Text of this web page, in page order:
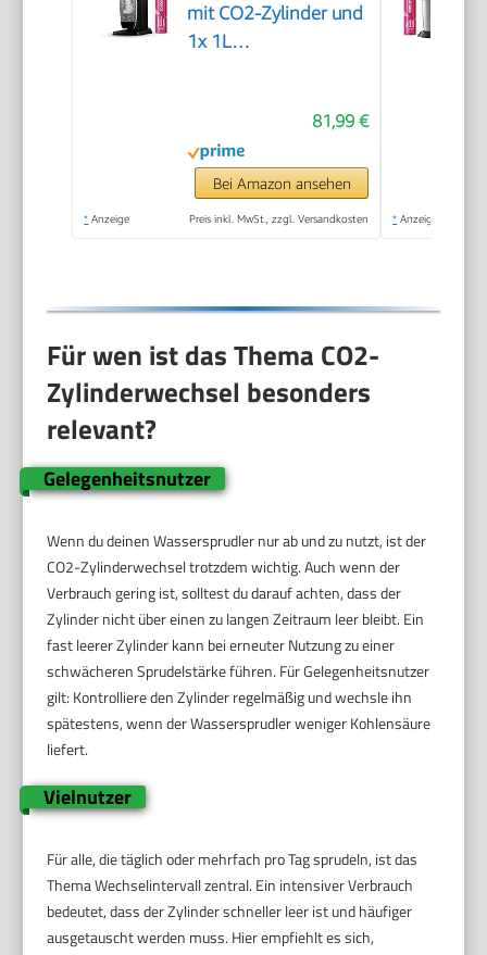
mit CO2-Zylinder und
1x 1L
Höhe 44cm, Schwarz,
44 cm
81,99 €
Bei Amazon ansehen
* Anzeige Preis inkl. MwSt., zzgl. Versandkosten * Anzeige
Für wen ist das Thema CO2-
Zylinderwechsel besonders
relevant?
Gelegenheitsnutzer
Wenn du deinen Wassersprudler nur ab und zu nutzt, ist der
CO2-Zylinderwechsel trotzdem wichtig. Auch wenn der
Verbrauch gering ist, solltest du darauf achten, dass der
Zylinder nicht über einen zu langen Zeitraum leer bleibt. Ein
fast leerer Zylinder kann bei erneuter Nutzung zu einer
schwächeren Sprudelstärke führen. Für Gelegenheitsnutzer
gilt: Kontrolliere den Zylinder regelmäßig und wechsle ihn
spätestens, wenn der Wassersprudler weniger Kohlensäure
liefert.
Vielnutzer
Für alle, die täglich oder mehrfach pro Tag sprudeln, ist das
Thema Wechselintervall zentral. Ein intensiver Verbrauch
bedeutet, dass der Zylinder schneller leer ist und häufiger
ausgetauscht werden muss. Hier empfiehlt es sich,